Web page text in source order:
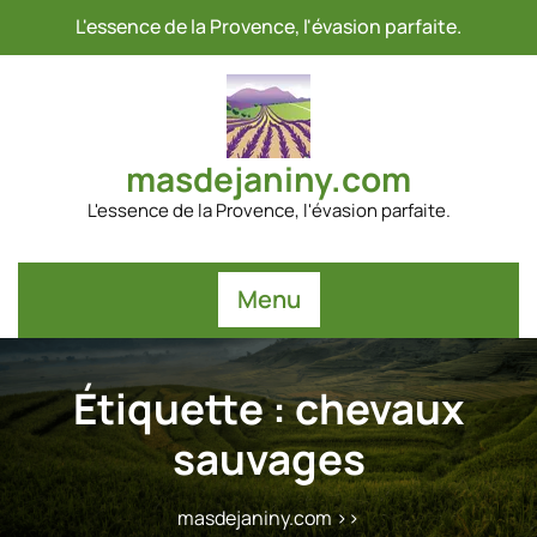
L'essence de la Provence, l'évasion parfaite.
masdejaniny.com
L'essence de la Provence, l'évasion parfaite.
Menu
Étiquette :chevaux
sauvages
masdejaniny.com>>